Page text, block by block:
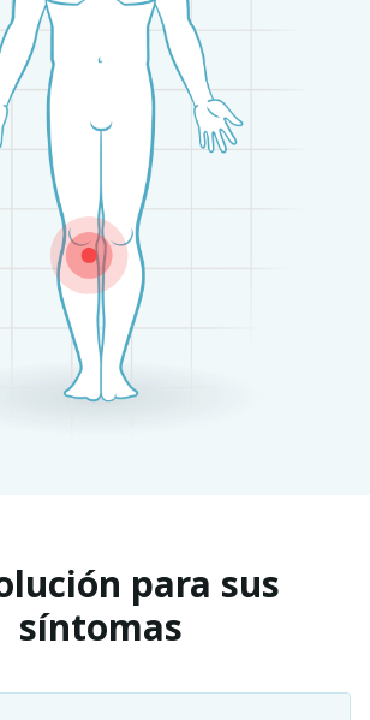
para sus
síntomas